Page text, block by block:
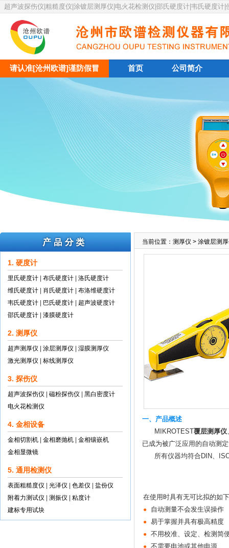
超声波探伤仪|粗糙度仪|涂镀层测厚仪|电火花检测仪|邵氏硬度计|韦氏硬度计|
请认准[沧州欧谱]谨防假冒 首页 公司简介
1. 硬度计
里氏硬度计 布氏硬度计
洛氏硬度计
维氏硬度计
肖氏硬度计
布洛维硬度计
韦氏硬度计
巴氏硬度计
超声波硬度计
邵氏硬度计
漆膜硬度计
2. 测厚仪
超声测厚仪 涂层测厚仪
湿膜测厚仪
激光测厚仪
标线测厚仪
3. 探伤仪
超声波探伤仪 磁粉探伤仪
黑白密度计
电火花检测仪
4. 金相设备
金相切割机 金相磨抛机
金相镶嵌机
金相显微镜
5. 通用检测仪
表面粗糙度仪 光泽仪 色差仪
盐份仪
附着力测试仪
测振仪
粘度计
建标专用试块
当前位置： 测厚仪 > 涂镀层测
一、产品概述
MIKROTEST覆层测厚仪
已成为被广泛应用的自动测
所有仪器均符合DIN、ISO
在使用时具有无可比拟的如
● 自动测量不会发生误操作
● 易于掌握并具有极高精度
● 不用校准、设定、检测简
● 不需要电池或其他电源